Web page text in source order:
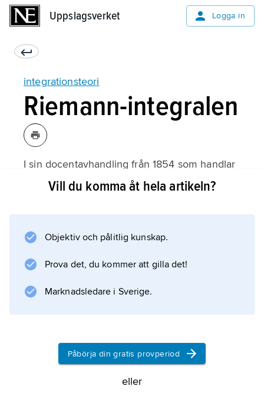
Uppslagsverket Logga in
integrationsteori
Riemann-integralen
I sin docentavhandling från 1854 som handlar
om trigonometriska serier börjar Riemann
a
≤
≤
Information om artikeln
Vill du komma åt hela artikeln?
Objektiv och pålitlig kunskap.
Prova det, du kommer att gilla det!
Marknadsledare i Sverige.
Påbörja din gratis provperiod
eller